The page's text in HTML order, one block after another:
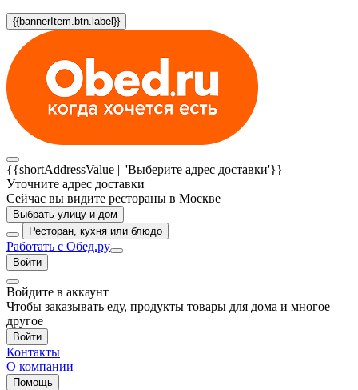
{{bannerItem.btn.label}}
{{shortAddressValue || 'Выберите адрес доставки'}}
Уточните адрес доставки
Сейчас вы видите рестораны в Москве
Выбрать улицу и дом
Ресторан, кухня или блюдо
Работать с Обед.ру
Войти
Войдите в аккаунт
Чтобы заказывать еду, продукты товары для дома и многое
другое
Войти
Контакты
О компании
Помощь